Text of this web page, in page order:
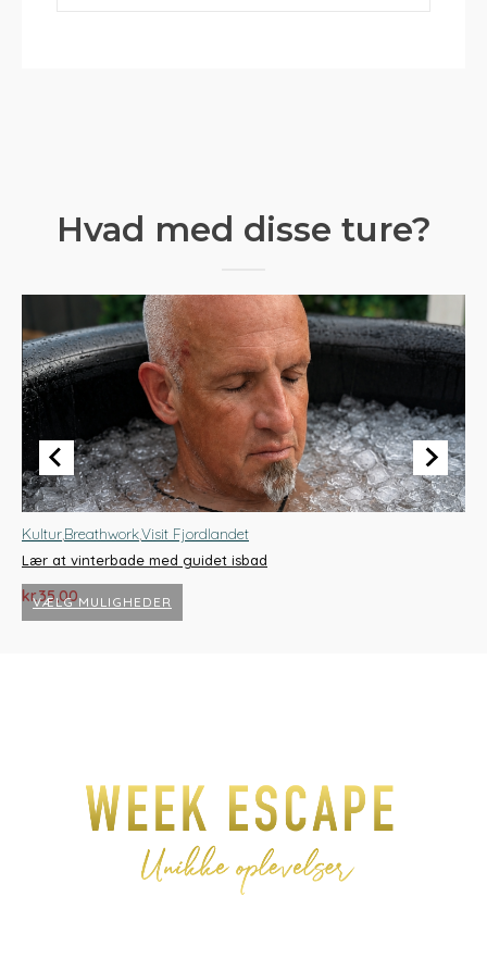
Hvad med disse ture?
VÆLG MULIGHEDER
KulturBreathworkVisit Fjordlandet
Lær at vinterbade med guidet isbad
kr.35,00